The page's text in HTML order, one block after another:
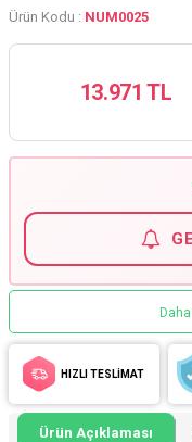
Ürün Kodu : NUM0025
13.971 TL
HIZLI TESLİMAT
Ürün Açıklaması